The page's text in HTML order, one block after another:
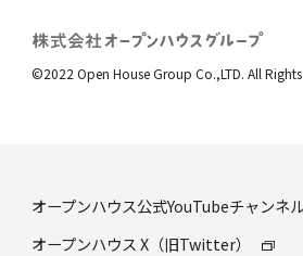
©2022 Open House Group Co.,LTD. All Rights
オープンハウス公式YouTubeチャンネ
オープンハウス X（旧Twitter）